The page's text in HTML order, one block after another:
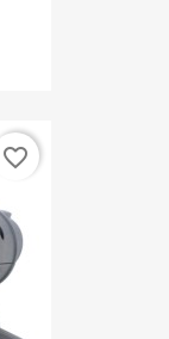
favorite_border